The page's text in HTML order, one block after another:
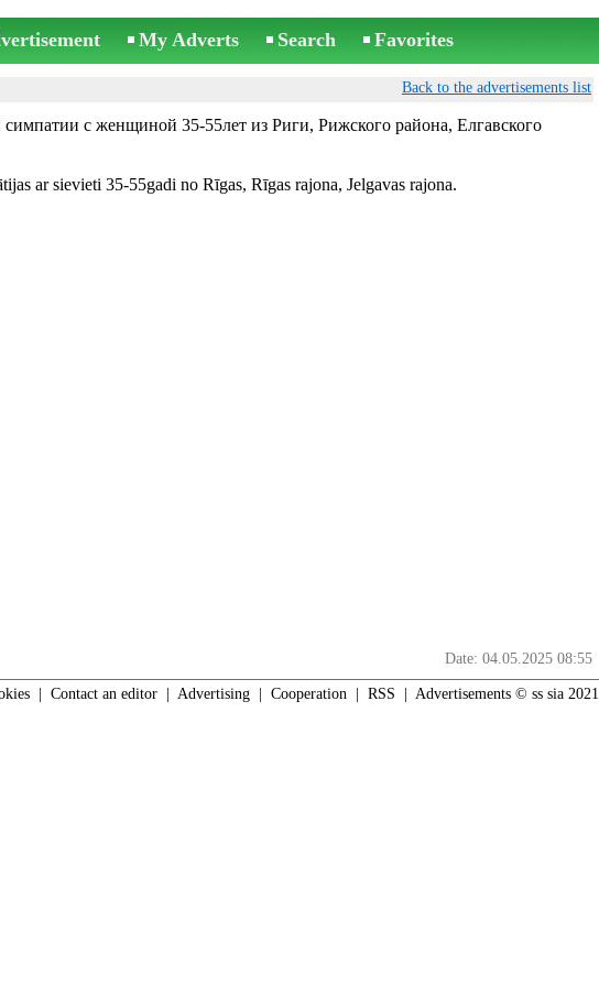
My Adverts Search Favorites
Back to the advertisements list
с женщиной 35-55лет из Риги, Рижского района, Елгавского
ar sievieti 35-55gadi no Rīgas, Rīgas rajona, Jelgavas rajona.
Date: 04.05.2025 08:55
Contact an editor Advertising Cooperation RSS | Advertisements © ss sia 2021